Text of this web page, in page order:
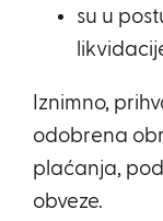
su u
Iznimno,
odobrena
plaćanja,
obveze.